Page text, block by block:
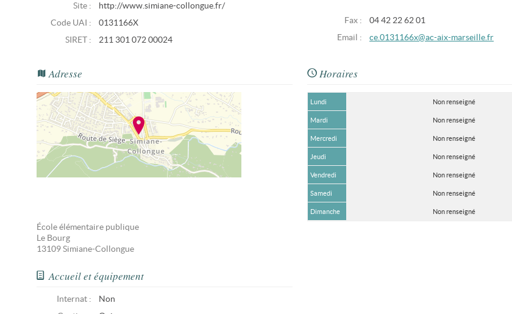
Site :
http://www.simiane-collongue.fr/
Code UAI :
0131166X
SIRET :
211 301 072 00024
Fax :
04 42 22 62 01
Email :
ce.0131166x@ac-aix-marseille.fr
Adresse
École élémentaire publique
Le Bourg
13109 Simiane-Collongue
Horaires
Lundi Non renseigné
Mardi Non renseigné
Mercredi Non renseigné
Jeudi Non renseigné
Vendredi Non renseigné
Samedi Non renseigné
Dimanche Non renseigné
Accueil et équipement
Internat :
Non